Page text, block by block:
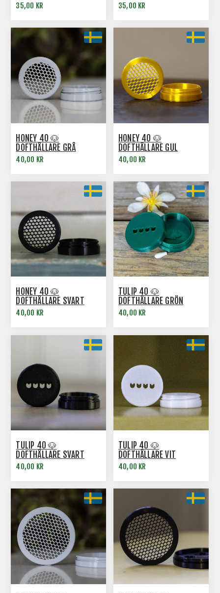
35,00 KR 35,00 KR
HONEY 40 🐶
DOFTHÅLLARE GRÅ
40,00 KR
HONEY 40 🐶
DOFTHÅLLARE GUL
40,00 KR
HONEY 40 🐶
DOFTHÅLLARE SVART
40,00 KR
TULIP 40 🐶
DOFTHÅLLARE GRÖN
40,00 KR
TULIP 40 🐶
DOFTHÅLLARE SVART
40,00 KR
TULIP 40 🐶
DOFTHÅLLARE VIT
40,00 KR